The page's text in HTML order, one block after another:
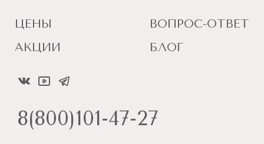
ЦЕНЫ
АКЦИИ
ВОПРОС-ОТВЕТ
БЛОГ
8(800)101-47-27